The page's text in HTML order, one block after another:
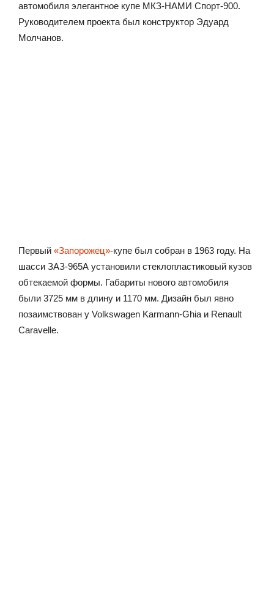
автомобиля элегантное купе МКЗ-НАМИ Спорт-900.
Руководителем проекта был конструктор Эдуард
Молчанов.
Первый «Запорожец»-купе был собран в 1963 году. На
шасси ЗАЗ-965А установили стеклопластиковый кузов
обтекаемой формы. Габариты нового автомобиля
были 3725 мм в длину и 1170 мм. Дизайн был явно
позаимствован у Volkswagen Karmann-Ghia и Renault
Caravelle.